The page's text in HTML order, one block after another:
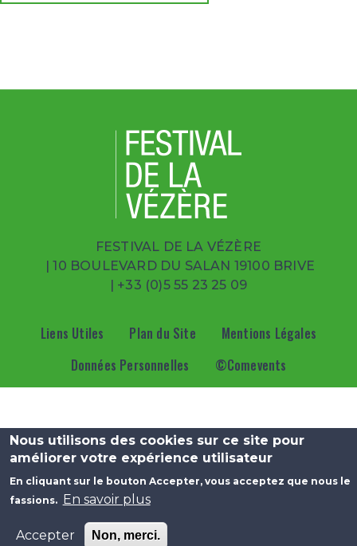
FESTIVAL DE LA VÉZÈRE
| 10 BOULEVARD DU SALAN 19100 BRIVE
+33 (0)5 55 23 25 09
Menu Pied de page
Liens Utiles Plan du Site
Mentions Légales
Données Personnelles
©Comevents
Nous utilisons des cookies sur ce site pour
améliorer votre expérience utilisateur
En cliquant sur le bouton Accepter, vous acceptez que nous le
fassions. En savoir plus
Accepter Non, merci.